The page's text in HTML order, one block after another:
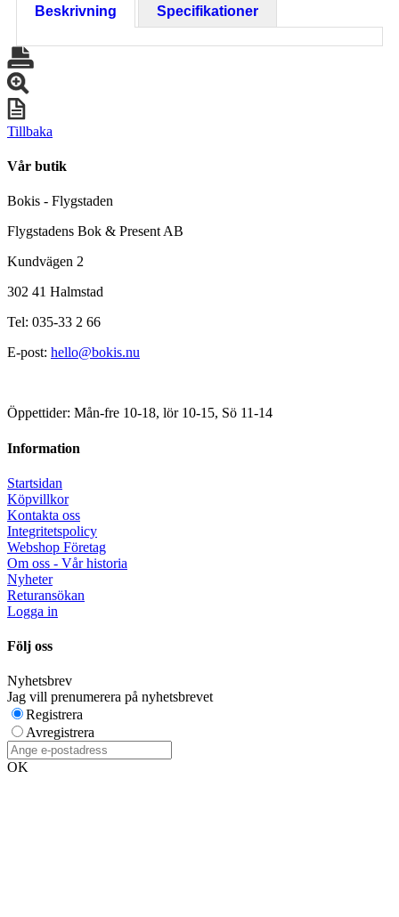
Beskrivning Specifikationer
Tillbaka
Vår butik
Bokis - Flygstaden
Flygstadens Bok & Present AB
Kundvägen 2
302 41 Halmstad
Tel: 035-33 2 66
E-post: hello@bokis.nu
Öppettider: Mån-fre 10-18, lör 10-15, Sö 11-14
Information
Startsidan
Köpvillkor
Kontakta oss
Integritetspolicy
Webshop Företag
Om oss - Vår historia
Nyheter
Returansökan
Logga in
Följ oss
Nyhetsbrev
Jag vill prenumerera på nyhetsbrevet
Registrera
Avregistrera
OK